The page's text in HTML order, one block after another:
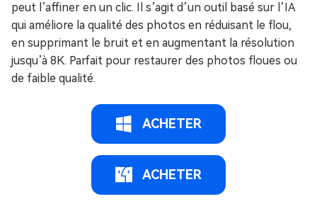
peut l’affiner en un clic. Il s’agit d’un outil basé sur l’IA
qui améliore la qualité des photos en réduisant le flou,
en supprimant le bruit et en augmentant la résolution
jusqu’à 8K. Parfait pour restaurer des photos floues ou
de faible qualité.
ACHETER
ACHETER